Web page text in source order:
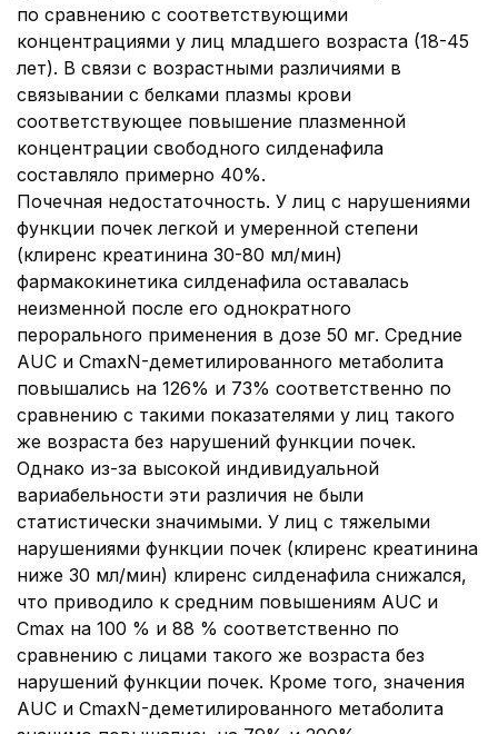
по сравнению с соответствующими
концентрациями у лиц младшего возраста (18-45
лет). В связи с возрастными различиями в
связывании с белками плазмы крови
соответствующее повышение плазменной
концентрации свободного силденафила
составляло примерно 40%.
Почечная недостаточность. У лиц с нарушениями
функции почек легкой и умеренной степени
(клиренс креатинина 30-80 мл/мин)
фармакокинетика силденафила оставалась
неизменной после его однократного
перорального применения в дозе 50 мг. Средние
AUC и CmaxN-деметилированного метаболита
повышались на 126% и 73% соответственно по
сравнению с такими показателями у лиц такого
же возраста без нарушений функции почек.
Однако из-за высокой индивидуальной
вариабельности эти различия не были
статистически значимыми. У лиц с тяжелыми
нарушениями функции почек (клиренс креатинина
ниже 30 мл/мин) клиренс силденафила снижался,
что приводило к средним повышениям AUC и
Cmax на 100 % и 88 % соответственно по
сравнению с лицами такого же возраста без
нарушений функции почек. Кроме того, значения
AUC и CmaxN-деметилированного метаболита